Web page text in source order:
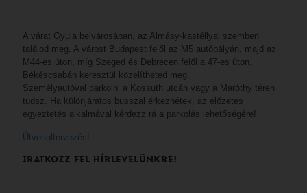
A várat Gyula belvárosában, az Almásy-kastéllyal szemben
találod meg. A várost Budapest felől az M5 autópályán, majd az
M44-es úton, míg Szeged és Debrecen felől a 47-es úton,
Békéscsabán keresztül közelítheted meg.
Személyautóval parkolni a Kossuth utcán vagy a Maróthy téren
tudsz. Ha különjáratos busszal érkeznétek, az előzetes
egyeztetés alkalmával kérdezz rá a parkolás lehetőségére!
Útvonaltervezés!
IRATKOZZ FEL HÍRLEVELÜNKRE!